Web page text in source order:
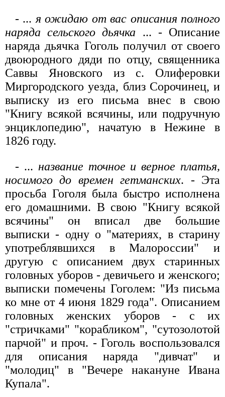
- ... я ожидаю от вас описания полного
наряда сельского дьячка ... - Описание
наряда дьячка Гоголь получил от своего
двоюродного дяди по отцу, священника
Саввы Яновского из с. Олиферовки
Миргородского уезда, близ Сорочинец, и
выписку из его письма внес в свою
"Книгу всякой всячины, или подручную
энциклопедию", начатую в Нежине в
1826 году.
- ... название точное и верное платья,
носимого до времен гетманских. - Эта
просьба Гоголя была быстро исполнена
его домашними. В свою "Книгу всякой
всячины" он вписал две большие
выписки - одну о "материях, в старину
употреблявшихся в Малороссии" и
другую с описанием двух старинных
головных уборов - девичьего и женского;
выписки помечены Гоголем: "Из письма
ко мне от 4 июня 1829 года". Описанием
головных женских уборов - с их
"стричками" "корабликом", "сутозолотой
парчой" и проч. - Гоголь воспользовался
для описания наряда "дивчат" и
"молодиц" в "Вечере накануне Ивана
Купала".